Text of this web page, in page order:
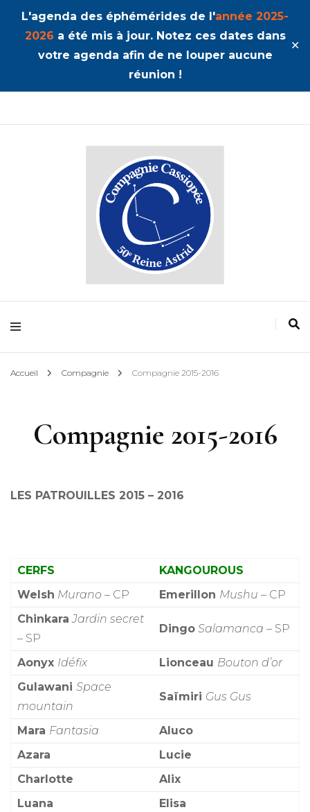
L'agenda des éphémérides de l'année 2025-
2026 a été mis à jour. Notez ces dates dans
votre agenda afin de ne louper aucune
réunion !
✕
Cassiopée
50ème Unité Reine Astrid
Accueil Compagnie Compagnie 2015-2016
Compagnie 2015-2016
LES PATROUILLES 2015 – 2016
CERFS
KANGOUROUS
Welsh Murano – CP Emerillon Mushu – CP
Chinkara Jardin secret
– SP
Dingo Salamanca – SP
Aonyx Idéfix Lionceau Bouton d’or
Gulawani Space
mountain
Saïmiri Gus Gus
Mara Fantasia
Aluco
Azara
Lucie
Charlotte
Alix
Luana
Elisa